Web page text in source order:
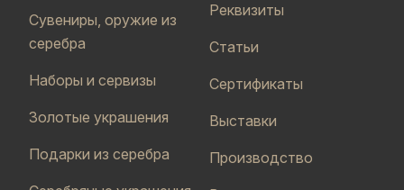
Сувениры, оружие из
серебра
Наборы и сервизы
Золотые украшения
Подарки из серебра
Реквизиты
Статьи
Сертификаты
Выставки
Производство